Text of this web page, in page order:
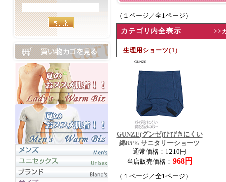
（１ページ／全1ページ）
カテゴリ内全表示 >>
生理用ショーツ(1)
GUNZE(グンゼ)ひびきにくい
綿85% サニタリーショーツ
通常価格：1210円
当店販売価格： 968円
（１ページ／全1ページ）